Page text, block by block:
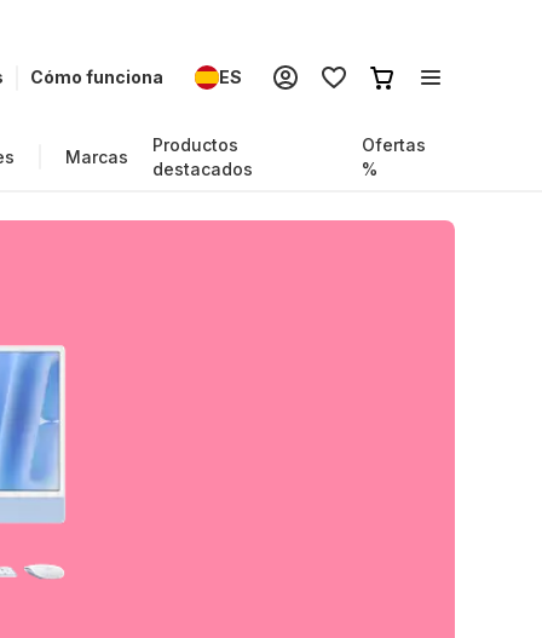
Cómo funciona ES
Marcas
Productos
destacados
Ofertas
%